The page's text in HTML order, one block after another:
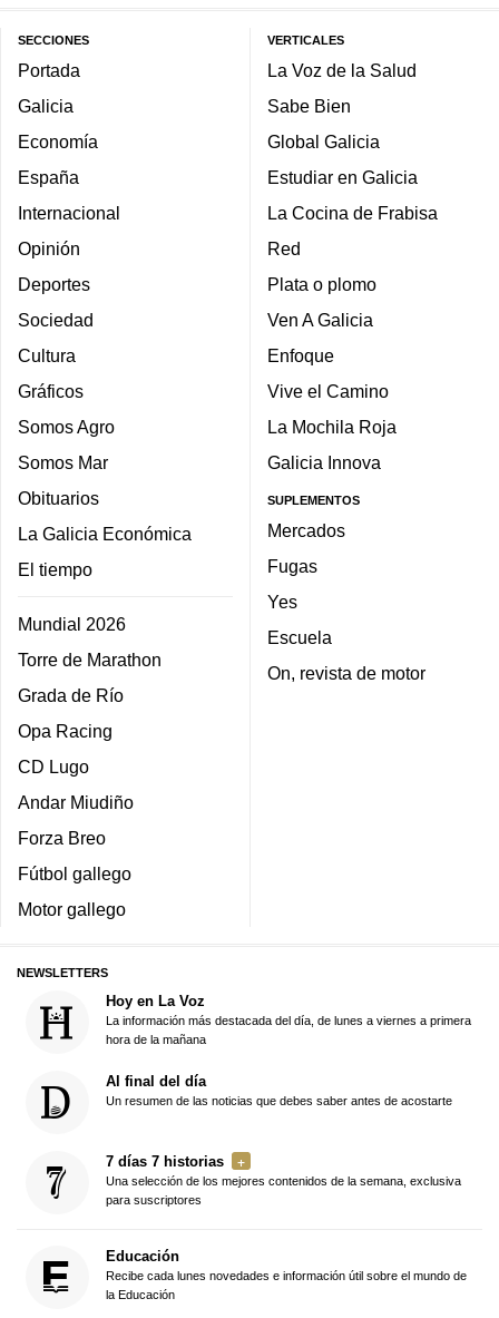
SECCIONES
Portada
Galicia
Economía
España
Internacional
Opinión
Deportes
Sociedad
Cultura
Gráficos
Somos Agro
Somos Mar
Obituarios
La Galicia Económica
El tiempo
Mundial 2026
Torre de Marathon
Grada de Río
Opa Racing
CD Lugo
Andar Miudiño
Forza Breo
Fútbol gallego
Motor gallego
VERTICALES
La Voz de la Salud
Sabe Bien
Global Galicia
Estudiar en Galicia
La Cocina de Frabisa
Red
Plata o plomo
Ven A Galicia
Enfoque
Vive el Camino
La Mochila Roja
Galicia Innova
SUPLEMENTOS
Mercados
Fugas
Yes
Escuela
On, revista de motor
NEWSLETTERS
Hoy en La Voz
La información más destacada del día, de lunes a viernes a primera
hora de la mañana
Al final del día
Un resumen de las noticias que debes saber antes de acostarte
7 días 7 historias
Una selección de los mejores contenidos de la semana, exclusiva
para suscriptores
Educación
Recibe cada lunes novedades e información útil sobre el mundo de
la Educación